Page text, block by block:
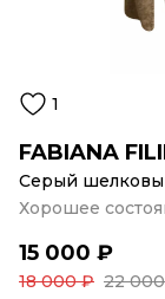
1
FABIANA
Серый
Хорошее
15 000 ₽
18 000 ₽ 22